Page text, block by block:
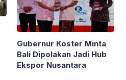
Gubernur Koster Minta
Bali Dipolakan Jadi Hub
Ekspor Nusantara